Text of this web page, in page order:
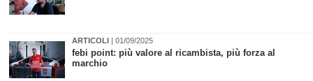
ARTICOLI | 01/09/2025
febi point: più valore al ricambista, più forza al
marchio